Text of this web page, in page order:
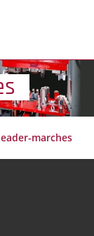
marches